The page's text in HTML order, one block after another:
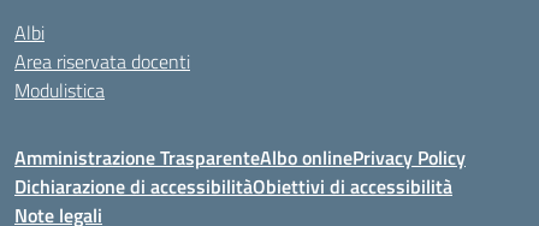
Albi
Area riservata docenti
Modulistica
Amministrazione TrasparenteAlbo onlinePrivacy Policy
Dichiarazione di accessibilitàObiettivi di accessibilità
Note legali